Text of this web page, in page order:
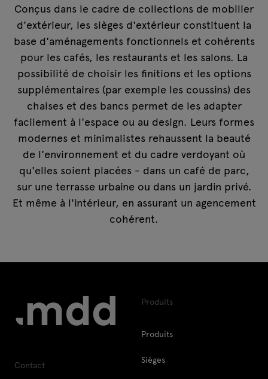
Conçus dans le cadre de collections de mobilier
d'extérieur, les sièges d'extérieur constituent la
base d'aménagements fonctionnels et cohérents
pour les cafés, les restaurants et les salons. La
possibilité de choisir les finitions et les options
supplémentaires (par exemple les coussins) des
chaises et des bancs permet de les adapter
facilement à l'espace ou au design. Leurs formes
modernes et minimalistes rehaussent la beauté
de l'environnement et du cadre verdoyant où
qu'elles soient placées - dans un café de parc,
sur une terrasse urbaine ou dans un jardin privé.
Et même à l'intérieur, en assurant un agencement
cohérent.
Contact
Produits
Produits
Sièges